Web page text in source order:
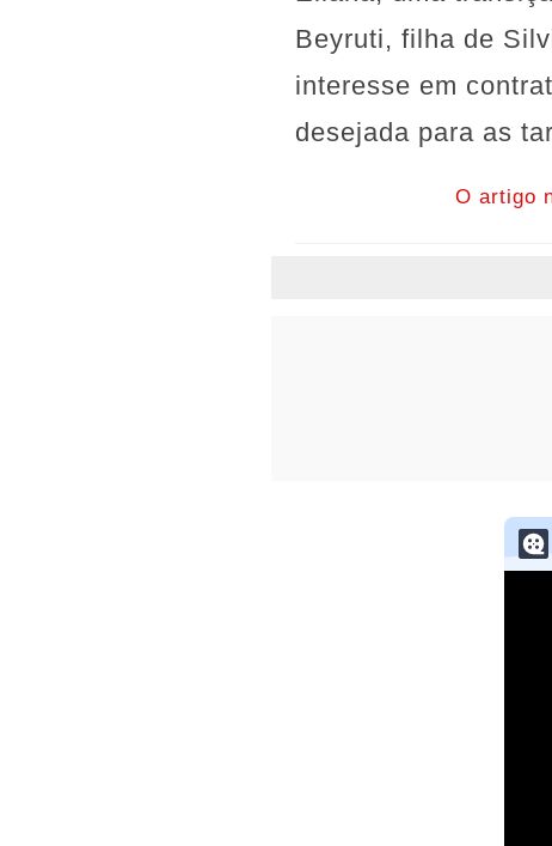
Beyruti, filha de
interesse em
desejada para as
O artigo